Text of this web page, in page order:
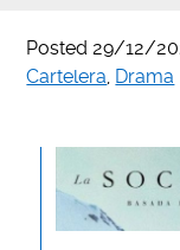
Posted29/12/
Cartelera, Drama